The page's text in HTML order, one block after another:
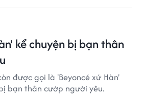
kể chuyện bị bạn thân
được gọi là 'Beyoncé xứ Hàn'
bạn thân cướp người yêu.